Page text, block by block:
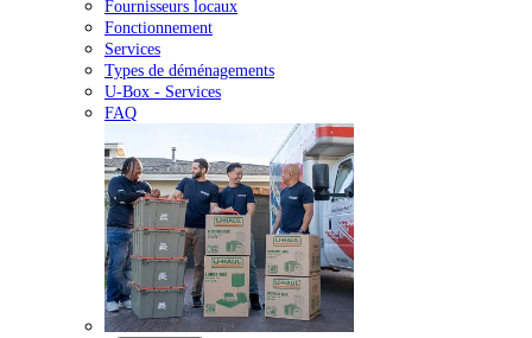
Fournisseurs locaux
Fonctionnement
Services
Types de déménagements
U-Box - Services
FAQ